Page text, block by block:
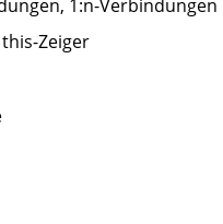
1:n-Verbindungen
Zeiger